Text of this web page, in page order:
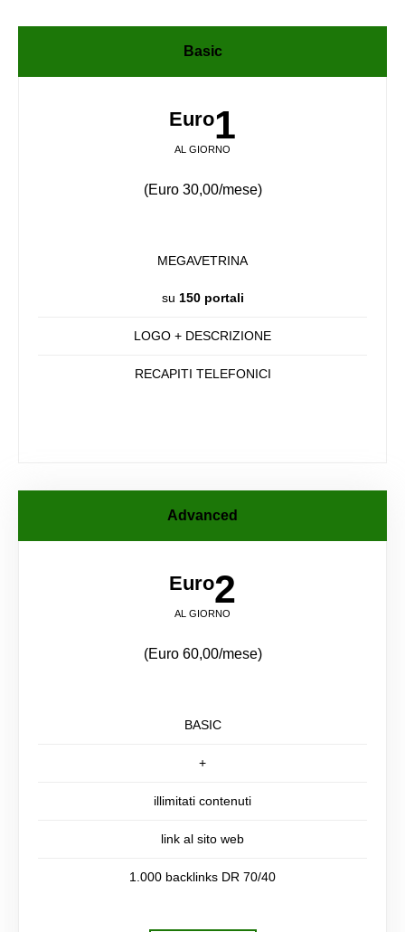
Basic
Euro1
AL GIORNO
(Euro 30,00/mese)
MEGAVETRINA
su 150 portali
LOGO + DESCRIZIONE
RECAPITI TELEFONICI
Advanced
Euro2
AL GIORNO
(Euro 60,00/mese)
BASIC
+
illimitati contenuti
link al sito web
1.000 backlinks DR 70/40